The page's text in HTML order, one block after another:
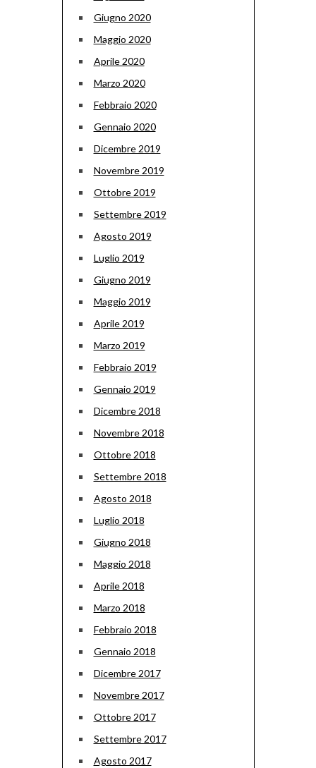
Giugno 2020
Maggio 2020
Aprile 2020
Marzo 2020
Febbraio 2020
Gennaio 2020
Dicembre 2019
Novembre 2019
Ottobre 2019
Settembre 2019
Agosto 2019
Luglio 2019
Giugno 2019
Maggio 2019
Aprile 2019
Marzo 2019
Febbraio 2019
Gennaio 2019
Dicembre 2018
Novembre 2018
Ottobre 2018
Settembre 2018
Agosto 2018
Luglio 2018
Giugno 2018
Maggio 2018
Aprile 2018
Marzo 2018
Febbraio 2018
Gennaio 2018
Dicembre 2017
Novembre 2017
Ottobre 2017
Settembre 2017
Agosto 2017